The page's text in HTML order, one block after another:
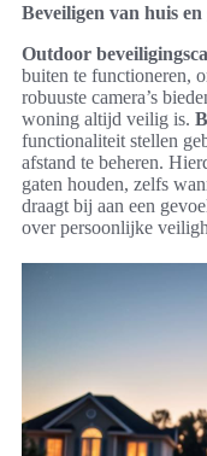
Beveiligen van huis
Outdoor
buiten te functioneren,
robuuste camera’s
woning altijd veilig is.
functionaliteit stellen
afstand te beheren.
gaten houden, zelfs
draagt bij aan een
over persoonlijke